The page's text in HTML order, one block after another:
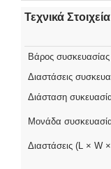
Τεχνικά Στοιχεία
Βάρος συσκευασίας
Διαστάσεις
Διάσταση
Μονάδα
Διαστάσεις (L × W